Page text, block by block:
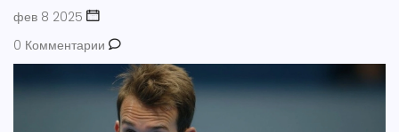
фев 8 2025
0 Комментарии